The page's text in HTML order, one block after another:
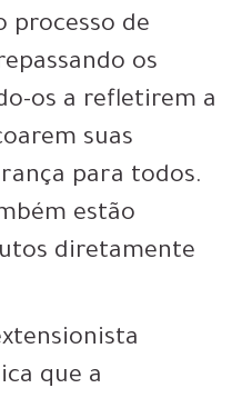
processo de
os
os a refletirem a
suas
para todos.
estão
diretamente
que a